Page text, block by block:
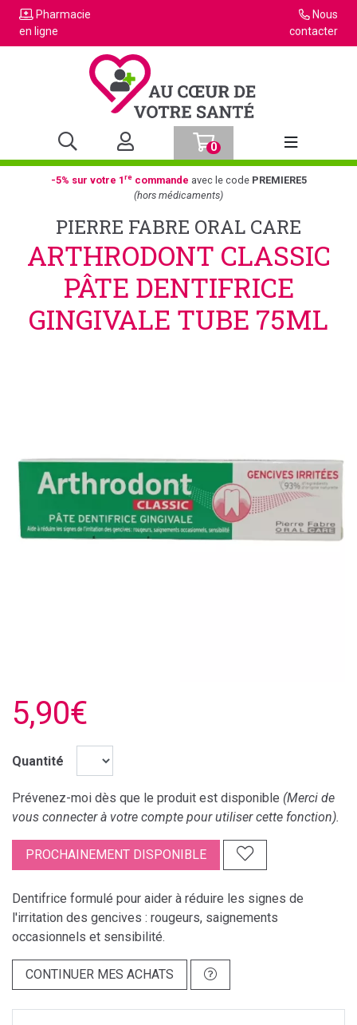
Pharmacie
en ligne
Nous
contacter
0
Afficher la
-5% sur votre 1recommande avec le code PREMIERE5
(hors médicaments)
PIERRE FABRE ORAL CARE
ARTHRODONT CLASSIC
PÂTE DENTIFRICE
GINGIVALE TUBE 75ML
5,90€
Quantité
Prévenez-moi dès que le produit est disponible (Merci de
vous connecter à votre compte pour utiliser cette fonction).
PROCHAINEMENT DISPONIBLE
Dentifrice formulé pour aider à réduire les signes de
l'irritation des gencives : rougeurs, saignements
occasionnels et sensibilité.
CONTINUER MES ACHATS